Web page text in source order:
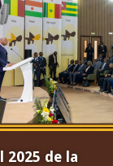
2025 de la